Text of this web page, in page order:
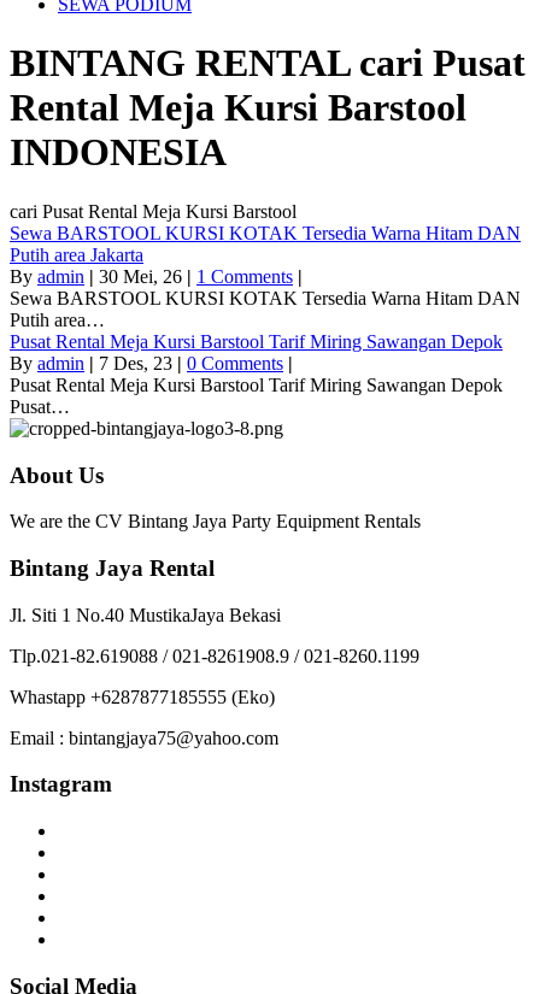
SEWA PODIUM
BINTANG RENTAL cari Pusat
Rental Meja Kursi Barstool
INDONESIA
cari Pusat Rental Meja Kursi Barstool
Sewa BARSTOOL KURSI KOTAK Tersedia Warna Hitam DAN
Putih area Jakarta
By admin | 30 Mei, 26 | 1 Comments |
Sewa BARSTOOL KURSI KOTAK Tersedia Warna Hitam DAN
Putih area…
Pusat Rental Meja Kursi Barstool Tarif Miring Sawangan Depok
By admin | 7 Des, 23 | 0 Comments |
Pusat Rental Meja Kursi Barstool Tarif Miring Sawangan Depok
Pusat…
About Us
We are the CV Bintang Jaya Party Equipment Rentals
Bintang Jaya Rental
Jl. Siti 1 No.40 MustikaJaya Bekasi
Tlp.021-82.619088 / 021-8261908.9 / 021-8260.1199
Whastapp +6287877185555 (Eko)
Email : bintangjaya75@yahoo.com
Instagram
Social Media